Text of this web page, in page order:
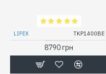
LIFEX TKP1400BE
8790 грн